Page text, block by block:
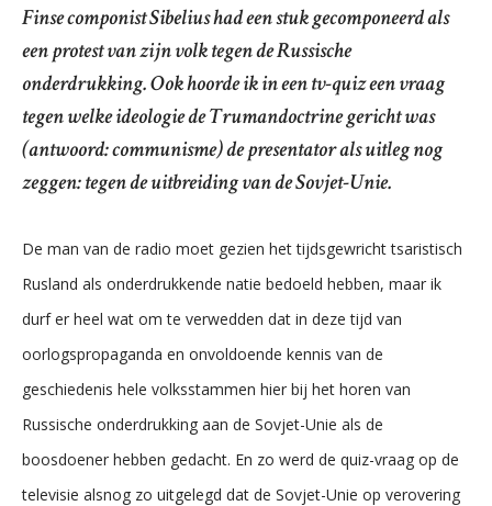
Finse componist Sibelius had een stuk gecomponeerd als
een protest van zijn volk tegen de Russische
onderdrukking. Ook hoorde ik in een tv-quiz een vraag
tegen welke ideologie de Trumandoctrine gericht was
(antwoord: communisme) de presentator als uitleg nog
zeggen: tegen de uitbreiding van de Sovjet-Unie.
De man van de radio moet gezien het tijdsgewricht tsaristisch
Rusland als onderdrukkende natie bedoeld hebben, maar ik
durf er heel wat om te verwedden dat in deze tijd van
oorlogspropaganda en onvoldoende kennis van de
geschiedenis hele volksstammen hier bij het horen van
Russische onderdrukking aan de Sovjet-Unie als de
boosdoener hebben gedacht. En zo werd de quiz-vraag op de
televisie alsnog zo uitgelegd dat de Sovjet-Unie op verovering